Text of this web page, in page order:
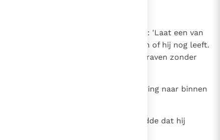
zei Raguël tegen zijn vrouw Edna: 'Laat een van
de dienstmeisjes eens gaan kijken of hij nog leeft.
Zo niet, dan kunnen we hem begraven zonder
De dienstbode opende de deur, ging naar binnen
Zij ging weer naar buiten en meldde dat hij